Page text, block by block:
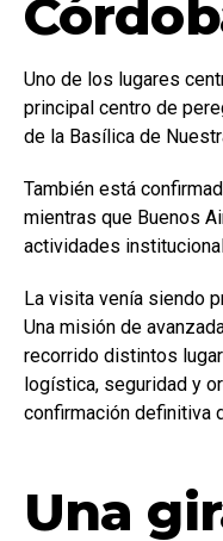
Uno de los lugares
principal centro de
de la Basílica de
También está
mientras que Buenos
actividades
La visita venía siendo
Una misión de
recorrido distintos
logística, seguridad y
confirmación definitiva
Una